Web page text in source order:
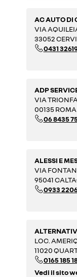
AC AUTO DI
VIA
33052
0431
ADP
VIA
00135 ROMA
06 8435
ALESSI E
VIA
95041
0933
LOC.
11020
0165 185
Vedi il sito